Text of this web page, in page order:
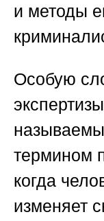
и методы
Особую
термином
когда
изменяет